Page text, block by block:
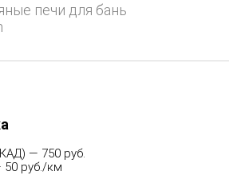
печи для бань
— 750 руб.
руб./км